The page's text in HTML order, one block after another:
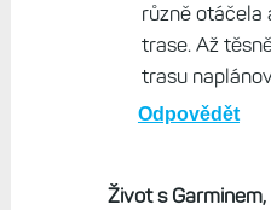
různě otáčela
trase. Až
trasu
Odpovědět
Život s